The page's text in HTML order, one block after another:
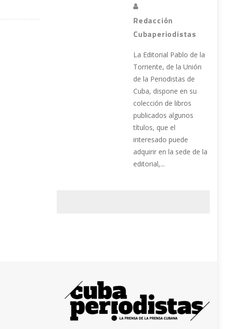
Redacción
Cubaperiodistas
La Editorial Pablo de la
Torriente, de la Unión
de la Periodistas de
Cuba, dispone en su
colección de libros
publicados algunos
títulos, que el
interesado puede
adquirir en la sede de la
editorial,...